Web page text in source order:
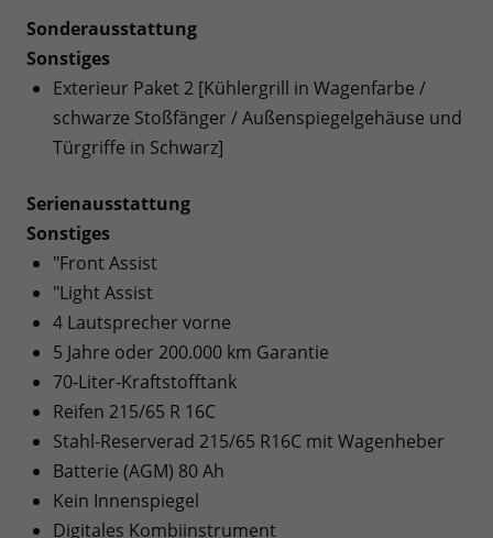
Sonderausstattung
Sonstiges
Exterieur Paket 2 [Kühlergrill in Wagenfarbe /
schwarze Stoßfänger / Außenspiegelgehäuse und
Türgriffe in Schwarz]
Serienausstattung
Sonstiges
"Front Assist
"Light Assist
4 Lautsprecher vorne
5 Jahre oder 200.000 km Garantie
70-Liter-Kraftstofftank
Reifen 215/65 R 16C
Stahl-Reserverad 215/65 R16C mit Wagenheber
Batterie (AGM) 80 Ah
Kein Innenspiegel
Digitales Kombiinstrument